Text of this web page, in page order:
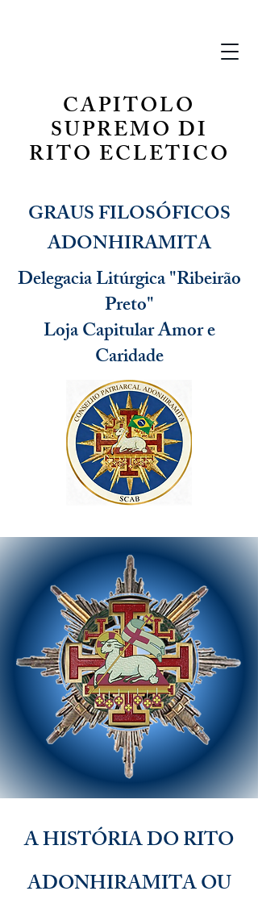
CAPITOLO
SUPREMO DI
RITO ECLETICO
GRAUS FILOSÓFICOS
ADONHIRAMITA
Delegacia Litúrgica "Ribeirão
Preto"
Loja Capitular Amor e
Caridade
A HISTÓRIA DO RITO
ADONHIRAMITA OU